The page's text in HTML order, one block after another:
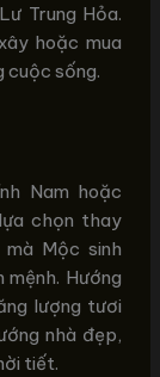
Trung Hỏa.
hoặc mua
cuộc sống.
Nam hoặc
chọn thay
Mộc sinh
Hướng
lượng tươi
nhà đẹp,
tiết.